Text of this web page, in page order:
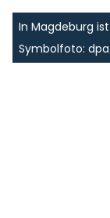
In Magdeburg
Symbolfoto: